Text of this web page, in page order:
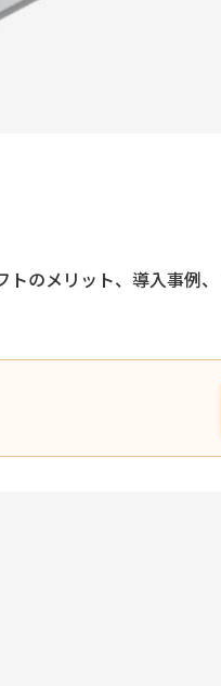
のメリット、導入事例、